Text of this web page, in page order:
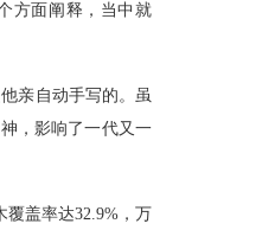
方面阐释，当中就
亲自动手写的。虽
，影响了一代又一
盖率达32.9%，万